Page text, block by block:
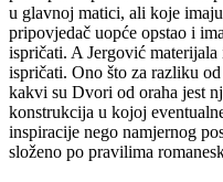
u glavnoj matici, ali koje
pripovjedač uopće opstao i
ispričati. A Jergović
ispričati. Ono što za razliku
kakvi su Dvori od oraha jest
konstrukcija u kojoj
inspiracije nego namjernog
složeno po pravilima